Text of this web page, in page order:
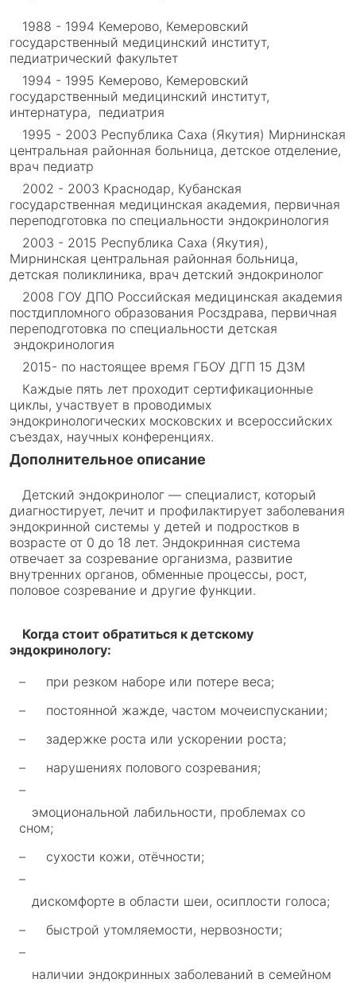
1988 - 1994 Кемерово, Кемеровский
государственный медицинский институт,
педиатрический факультет
1994 - 1995 Кемерово, Кемеровский
государственный медицинский институт,
интернатура, педиатрия
1995 - 2003 Республика Саха (Якутия) Мирнинская
центральная районная больница, детское отделение,
врач педиатр
2002 - 2003 Краснодар, Кубанская
государственная медицинская академия, первичная
переподготовка по специальности эндокринология
2003 - 2015 Республика Саха (Якутия),
Мирнинская центральная районная больница,
детская поликлиника, врач детский эндокринолог
2008 ГОУ ДПО Российская медицинская академия
постдипломного образования Росздрава, первичная
переподготовка по специальности детская
эндокринология
2015- по настоящее время ГБОУ ДГП 15 ДЗМ
Каждые пять лет проходит сертификационные
циклы, участвует в проводимых
эндокринологических московских и всероссийских
съездах, научных конференциях.
Дополнительное описание
Детский эндокринолог — специалист, который
диагностирует, лечит и профилактирует заболевания
эндокринной системы у детей и подростков в
возрасте от 0 до 18 лет. Эндокринная система
отвечает за созревание организма, развитие
внутренних органов, обменные процессы, рост,
половое созревание и другие функции.
Когда стоит обратиться к детскому
эндокринологу:
при резком наборе или потере веса;
постоянной жажде, частом мочеиспускании;
задержке роста или ускорении роста;
нарушениях полового созревания;
эмоциональной лабильности, проблемах со
сном;
сухости кожи, отёчности;
дискомфорте в области шеи, осиплости голоса;
быстрой утомляемости, нервозности;
наличии эндокринных заболеваний в семейном